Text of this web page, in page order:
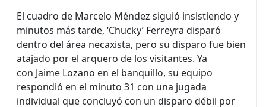
El cuadro de Marcelo Méndez siguió insistiendo y
minutos más tarde, ‘Chucky’ Ferreyra disparó
dentro del área necaxista, pero su disparo fue bien
atajado por el arquero de los visitantes. Ya
con Jaime Lozano en el banquillo, su equipo
respondió en el minuto 31 con una jugada
individual que concluyó con un disparo débil por